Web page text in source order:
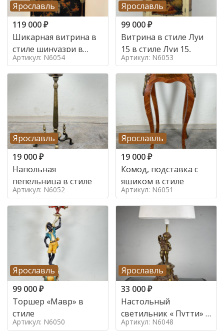
Ярославль
119 000₽
Шикарная витрина в
стиле шинуазри в
стиле шинуазри,
Артикул: N6054
Ярославль
99 000₽
Витрина в стиле Луи
15 в стиле Луи 15,
Артикул: N6053
Ярославль
19 000₽
Напольная
пепельница в стиле
Артикул: N6052
Ярославль
19 000₽
Комод, подставка с
ящиком в стиле
Артикул: N6051
Ярославль
99 000₽
Торшер «Мавр» в
стиле
Артикул: N6050
Ярославль
33 000₽
Настольный
светильник « Путти» в
стиле
Артикул: N6048